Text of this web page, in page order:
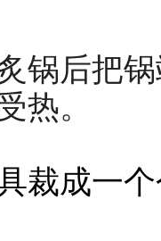
锅后把
热。
裁成一